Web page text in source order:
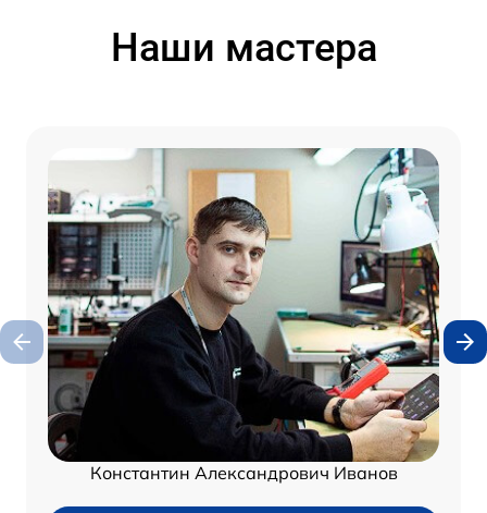
Наши мастера
Константин Александрович Иванов